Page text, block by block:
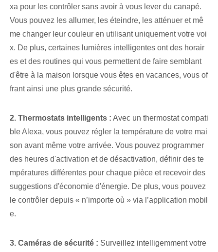
xa pour les contrôler sans avoir à vous lever du canapé.
Vous pouvez les allumer, les éteindre, les atténuer et mê
me changer leur couleur en utilisant uniquement votre voi
x. De plus, certaines lumières intelligentes ont des horair
es et des routines qui vous permettent de faire semblant
d'être à la maison lorsque vous êtes en vacances, vous of
frant ainsi une plus grande sécurité.
2. Thermostats intelligents : Avec un thermostat compati
ble Alexa, vous pouvez régler la température de votre mai
son avant même votre arrivée. Vous pouvez programmer
des heures d'activation et de désactivation, définir des te
mpératures différentes pour chaque pièce et recevoir des
suggestions d'économie d'énergie. De plus, vous pouvez
le contrôler depuis « n’importe où » via l’application mobil
e.
3. Caméras de sécurité : Surveillez intelligemment votre